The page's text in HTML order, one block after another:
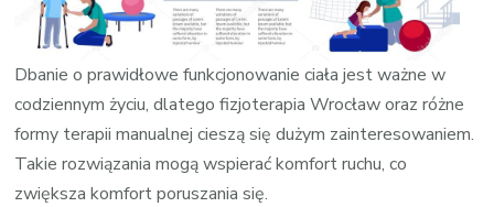
Dbanie o prawidłowe funkcjonowanie ciała jest ważne w
codziennym życiu, dlatego fizjoterapia Wrocław oraz różne
formy terapii manualnej cieszą się dużym zainteresowaniem.
Takie rozwiązania mogą wspierać komfort ruchu, co
zwiększa komfort poruszania się.